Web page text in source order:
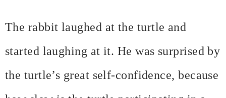
The rabbit laughed at the turtle and
started laughing at it. He was surprised by
the turtle’s great self-confidence, because